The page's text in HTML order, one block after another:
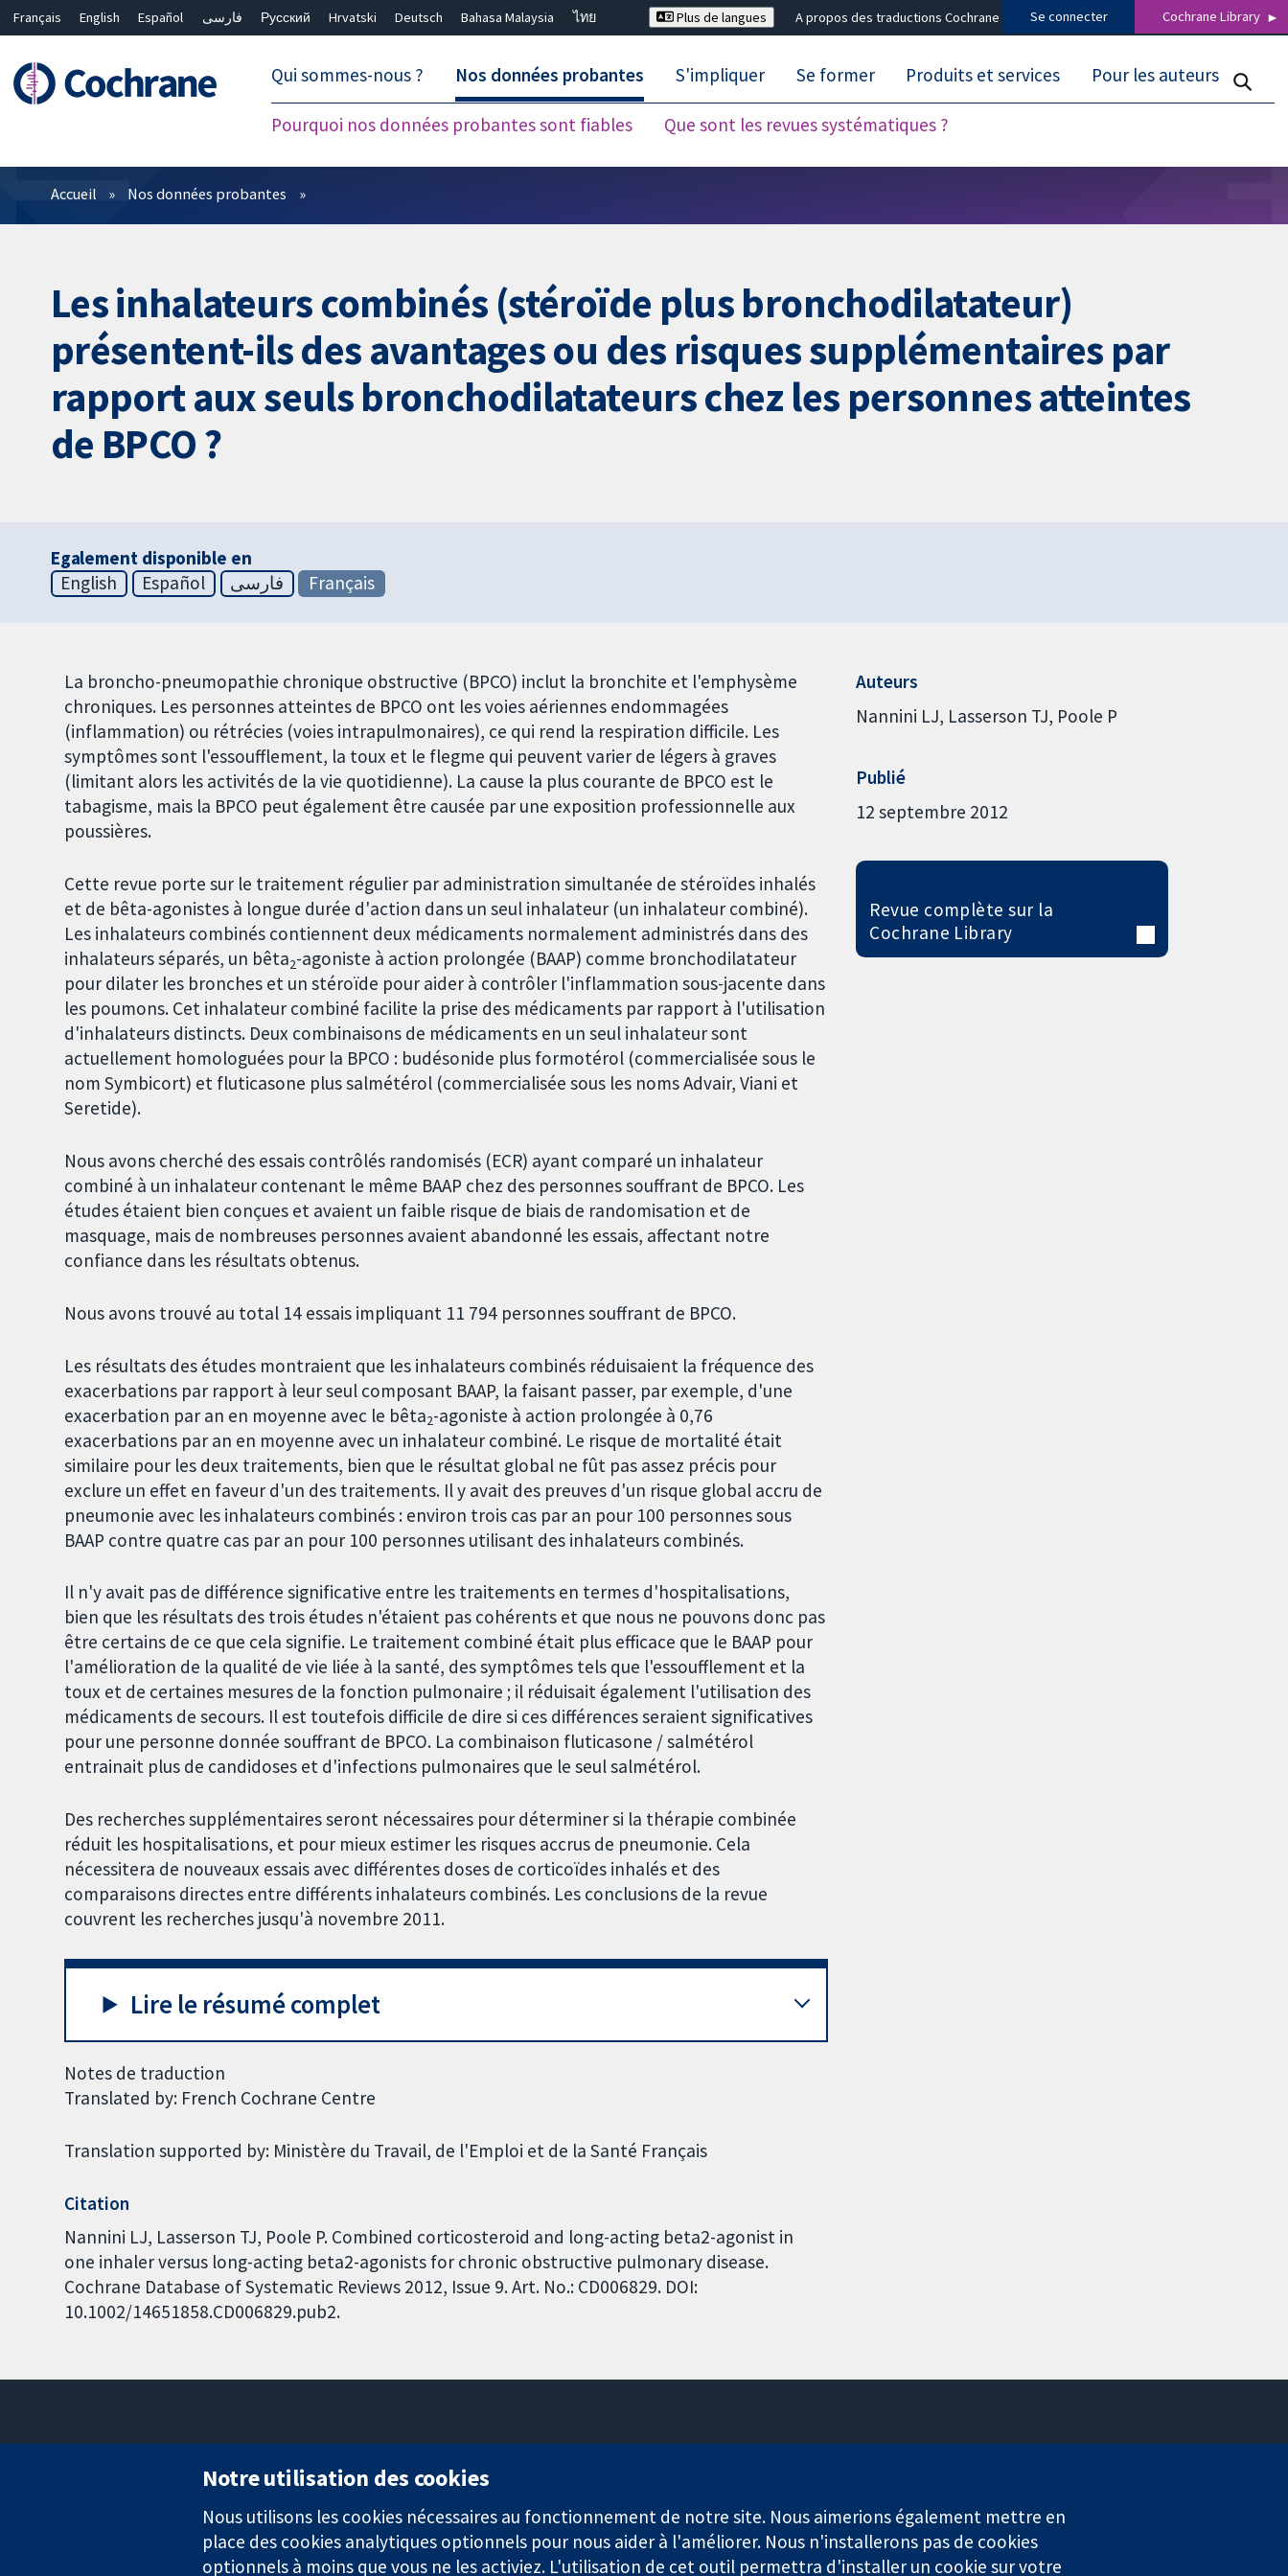
Français English Español فارسی Русский Hrvatski Deutsch Bahasa Malaysia
ไทย
Plus de langues A propos des traductions Cochrane Se connecter Cochrane Library
Qui sommes-nous ? Nos données probantes
Pourquoi nos données probantes sont fiables Que sont les revues systématiques ?
S'impliquer Se former Produits et services Pour les auteurs
Filtres
Accueil Nos données probantes
Les inhalateurs combinés (stéroïde plus bronchodilatateur)
présentent-ils des avantages ou des risques supplémentaires par
rapport aux seuls bronchodilatateurs chez les personnes atteintes
de BPCO ?
Egalement disponible en
English
Español فارسی Français
La broncho-pneumopathie chronique obstructive (BPCO) inclut la bronchite et l'emphysème
chroniques. Les personnes atteintes de BPCO ont les voies aériennes endommagées
(inflammation) ou rétrécies (voies intrapulmonaires), ce qui rend la respiration difficile. Les
symptômes sont l'essoufflement, la toux et le flegme qui peuvent varier de légers à graves
(limitant alors les activités de la vie quotidienne). La cause la plus courante de BPCO est le
tabagisme, mais la BPCO peut également être causée par une exposition professionnelle aux
poussières.
Cette revue porte sur le traitement régulier par administration simultanée de stéroïdes inhalés
et de bêta-agonistes à longue durée d'action dans un seul inhalateur (un inhalateur combiné).
Les inhalateurs combinés contiennent deux médicaments normalement administrés dans des
inhalateurs séparés, un bêta2-agoniste à action prolongée (BAAP) comme bronchodilatateur
pour dilater les bronches et un stéroïde pour aider à contrôler l'inflammation sous-jacente dans
les poumons. Cet inhalateur combiné facilite la prise des médicaments par rapport à l'utilisation
d'inhalateurs distincts. Deux combinaisons de médicaments en un seul inhalateur sont
actuellement homologuées pour la BPCO : budésonide plus formotérol (commercialisée sous le
nom Symbicort) et fluticasone plus salmétérol (commercialisée sous les noms Advair, Viani et
Seretide).
Nous avons cherché des essais contrôlés randomisés (ECR) ayant comparé un inhalateur
combiné à un inhalateur contenant le même BAAP chez des personnes souffrant de BPCO. Les
études étaient bien conçues et avaient un faible risque de biais de randomisation et de
masquage, mais de nombreuses personnes avaient abandonné les essais, affectant notre
confiance dans les résultats obtenus.
Nous avons trouvé au total 14 essais impliquant 11 794 personnes souffrant de BPCO.
Les résultats des études montraient que les inhalateurs combinés réduisaient la fréquence des
exacerbations par rapport à leur seul composant BAAP, la faisant passer, par exemple, d'une
exacerbation par an en moyenne avec le bêta2-agoniste à action prolongée à 0,76
exacerbations par an en moyenne avec un inhalateur combiné. Le risque de mortalité était
similaire pour les deux traitements, bien que le résultat global ne fût pas assez précis pour
exclure un effet en faveur d'un des traitements. Il y avait des preuves d'un risque global accru de
pneumonie avec les inhalateurs combinés : environ trois cas par an pour 100 personnes sous
BAAP contre quatre cas par an pour 100 personnes utilisant des inhalateurs combinés.
Il n'y avait pas de différence significative entre les traitements en termes d'hospitalisations,
bien que les résultats des trois études n'étaient pas cohérents et que nous ne pouvons donc pas
être certains de ce que cela signifie. Le traitement combiné était plus efficace que le BAAP pour
l'amélioration de la qualité de vie liée à la santé, des symptômes tels que l'essoufflement et la
toux et de certaines mesures de la fonction pulmonaire ; il réduisait également l'utilisation des
médicaments de secours. Il est toutefois difficile de dire si ces différences seraient significatives
pour une personne donnée souffrant de BPCO. La combinaison fluticasone / salmétérol
entrainait plus de candidoses et d'infections pulmonaires que le seul salmétérol.
Des recherches supplémentaires seront nécessaires pour déterminer si la thérapie combinée
réduit les hospitalisations, et pour mieux estimer les risques accrus de pneumonie. Cela
nécessitera de nouveaux essais avec différentes doses de corticoïdes inhalés et des
comparaisons directes entre différents inhalateurs combinés. Les conclusions de la revue
couvrent les recherches jusqu'à novembre 2011.
Lire le résumé complet
Notes de traduction
Translated by: French Cochrane Centre
Translation supported by: Ministère du Travail, de l'Emploi et de la Santé Français
Citation
Nannini LJ, Lasserson TJ, Poole P. Combined corticosteroid and long-acting beta2-agonist in
one inhaler versus long-acting beta2-agonists for chronic obstructive pulmonary disease.
Cochrane Database of Systematic Reviews 2012, Issue 9. Art. No.: CD006829. DOI:
10.1002/14651858.CD006829.pub2.
Auteurs
Nannini LJ Lasserson TJ Poole P
Publié
12 septembre 2012
Revue complète sur la
Cochrane Library
Londres
W1G0AN
Royaume-Uni
Service de presse
Qui sommes-nous
Offres d'emploi
Cochrane Library
Notre utilisation des cookies
Nous utilisons les cookies nécessaires au fonctionnement de notre site. Nous aimerions également mettre en
place des cookies analytiques optionnels pour nous aider à l'améliorer. Nous n'installerons pas de cookies
optionnels à moins que vous ne les activiez. L'utilisation de cet outil permettra d'installer un cookie sur votre